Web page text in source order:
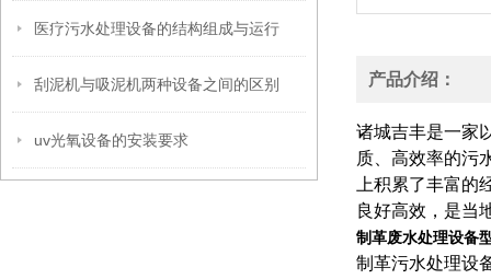
医疗污水处理设备的结构组成与运行
刮泥机与吸泥机两种设备之间的区别
uv光氧设备的安装要求
产品介绍：
诸城吉丰是一家
质、高效率的污
上积累了丰富
良好高效，是当
制革废水处理设备
制革污水处理设